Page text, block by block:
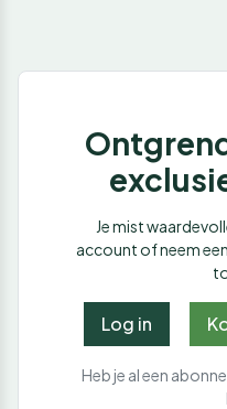
Je mist
account of neem
Log in
Heb je al een